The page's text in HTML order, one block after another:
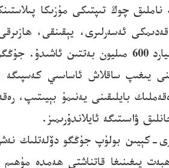
كۆپرەكى ساقلانغان بولۇپ، رەقەملىك
يىغىپ ساقلاش ئاساسىي
بايلىقىنى يەنىمۇ
ۋاسىتىگە ئايلاندۇرىمىز.
كېيىن بولۇپ جۇڭگو
يىغىنىغا قاتناشتى ھەمدە